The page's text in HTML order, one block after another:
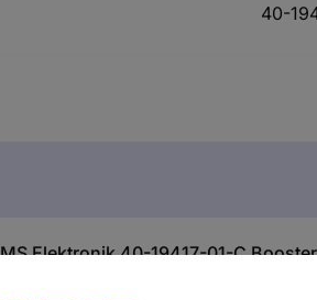
40-
Elektronik 40-19417-01-C